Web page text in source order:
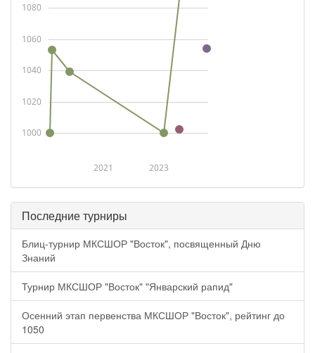
2021 2023
1000
1020
1040
1060
1080
Последние турниры
Блиц-турнир МКСШОР "Восток", посвященный Дню
Знаний
Турнир МКСШОР "Восток" "Январский рапид"
Осенний этап первенства МКСШОР "Восток", рейтинг до
1050